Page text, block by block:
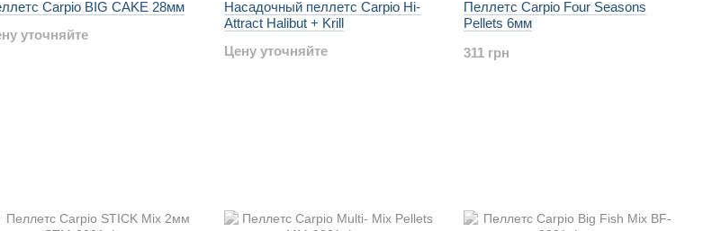
Carpio BIG CAKE 28мм
уточняйте
Насадочный пеллетс Carpio Hi-
Attract Halibut + Krill
Цену уточняйте
Пеллетс Carpio Four Seasons
Pellets 6мм
311 грн